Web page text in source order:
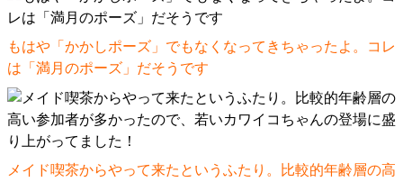
もはや「かかしポーズ」でもなくなってきちゃったよ。コレ
は「満月のポーズ」だそうです
メイド喫茶からやって来たというふたり。比較的年齢層の高